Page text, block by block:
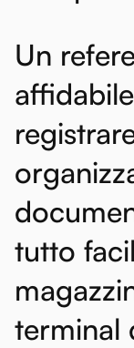
Un
affidabile
tutto
terminal